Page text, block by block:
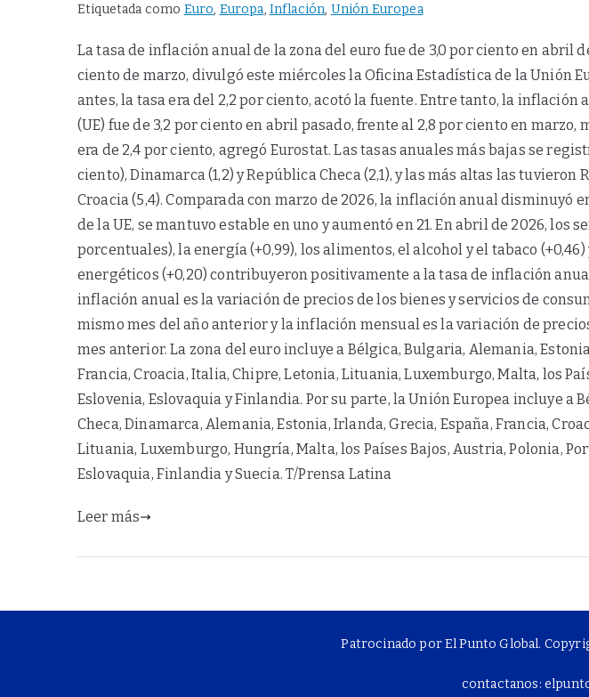
Etiquetada como Euro, Europa, Inflación, Unión Europea
La tasa de inflación anual de la zona del euro fue de 3,0 por ciento en abril
ciento de marzo, divulgó este miércoles la Oficina Estadística de la Unión
antes, la tasa era del 2,2 por ciento, acotó la fuente. Entre tanto, la inflación
(UE) fue de 3,2 por ciento en abril pasado, frente al 2,8 por ciento en marzo,
era de 2,4 por ciento, agregó Eurostat. Las tasas anuales más bajas se
ciento), Dinamarca (1,2) y República Checa (2,1), y las más altas las tuvieron
Croacia (5,4). Comparada con marzo de 2026, la inflación anual disminuyó
de la UE, se mantuvo estable en uno y aumentó en 21. En abril de 2026, los
porcentuales), la energía (+0,99), los alimentos, el alcohol y el tabaco
energéticos (+0,20) contribuyeron positivamente a la tasa de inflación
inflación anual es la variación de precios de los bienes y servicios de
mismo mes del año anterior y la inflación mensual es la variación de
mes anterior. La zona del euro incluye a Bélgica, Bulgaria, Alemania,
Francia, Croacia, Italia, Chipre, Letonia, Lituania, Luxemburgo, Malta, los
Eslovenia, Eslovaquia y Finlandia. Por su parte, la Unión Europea incluye a
Checa, Dinamarca, Alemania, Estonia, Irlanda, Grecia, España, Francia,
Lituania, Luxemburgo, Hungría, Malta, los Países Bajos, Austria, Polonia,
Eslovaquia, Finlandia y Suecia. T/Prensa Latina
Leer más
Patrocinado por El Punto Global.
contactanos: